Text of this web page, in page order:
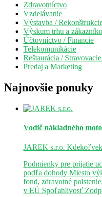
Zdravotníctvo
Vzdelávanie
Výstavba /
Výskum trhu a
Účtovníctvo / Financie
Telekomunikácie
Reštaurácia /
Predaj a Marketing
Najnovšie ponuky
Vodič nákladného
JAREK s.r.o. Kdekoľvek
Podmienky pre prijatie
podľa dohody Miesto
fond, zdravotné
v EÚ Spoľahlivosť